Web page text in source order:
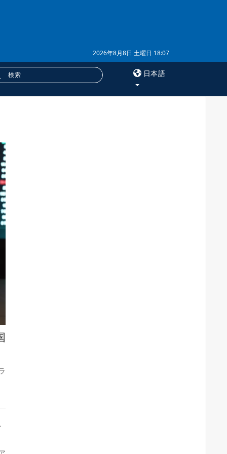
2026年8月8日 土曜日 18:07
日本語